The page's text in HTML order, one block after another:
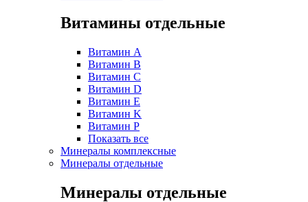
Витамины отдельные
Витамин A
Витамин B
Витамин C
Витамин D
Витамин E
Витамин K
Витамин P
Показать все
Минералы комплексные
Минералы отдельные
Минералы отдельные